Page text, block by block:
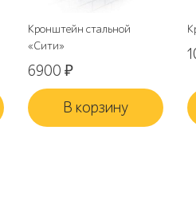
Кронштейн стальной
«Сити»
6900₽
В корзину